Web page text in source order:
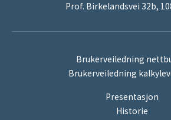
Prof. Birkelandsvei 32b,
Brukerveiledning
Brukerveiledning
Presentasjon
Historie